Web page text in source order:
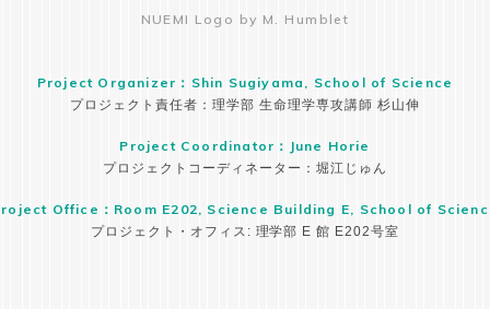
NUEMI Logo by M. Humblet
Project Organizer：Shin Sugiyama, School of Science
プロジェクト責任者：理学部 生命理学専攻講師 杉山伸
Project Coordinator：June Horie
プロジェクトコーディネーター：堀江じゅん
Office：Room E202, Science Building E, School of
プロジェクト・オフィス: 理学部 E 館 E202号室